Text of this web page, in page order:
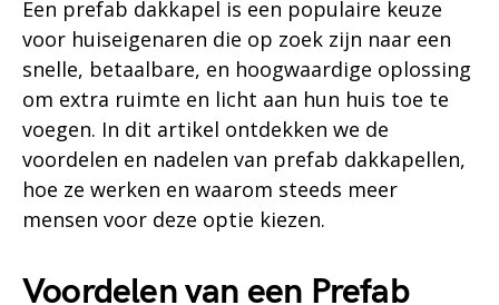
Een prefab dakkapel is een populaire keuze
voor huiseigenaren die op zoek zijn naar een
snelle, betaalbare, en hoogwaardige oplossing
om extra ruimte en licht aan hun huis toe te
voegen. In dit artikel ontdekken we de
voordelen en nadelen van prefab dakkapellen,
hoe ze werken en waarom steeds meer
mensen voor deze optie kiezen.
Voordelen van een Prefab